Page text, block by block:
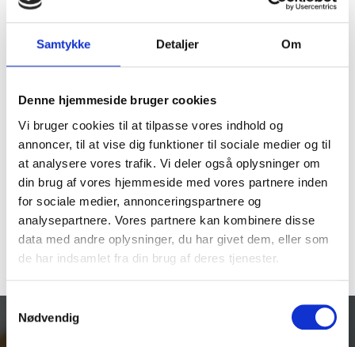
Samtykke Detaljer Om
Denne hjemmeside bruger cookies
Vi bruger cookies til at tilpasse vores indhold og
annoncer, til at vise dig funktioner til sociale medier og til
at analysere vores trafik. Vi deler også oplysninger om
din brug af vores hjemmeside med vores partnere inden
for sociale medier, annonceringspartnere og
analysepartnere. Vores partnere kan kombinere disse
data med andre oplysninger, du har givet dem, eller som
de har indsamlet fra din brug af deres tjenester.
Nødvendig
JCB
Hydrema
Ford
Fendt
Deutz-fahr
Claas